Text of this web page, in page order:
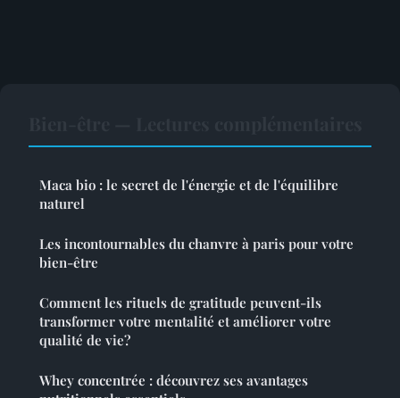
Maca bio : le secret de l'énergie et de l'équilibre
naturel
Les incontournables du chanvre à paris pour votre
bien-être
Comment les rituels de gratitude peuvent-ils
transformer votre mentalité et améliorer votre
qualité de vie?
Whey concentrée : découvrez ses avantages